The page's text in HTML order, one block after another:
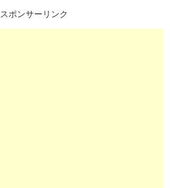
スポンサーリンク